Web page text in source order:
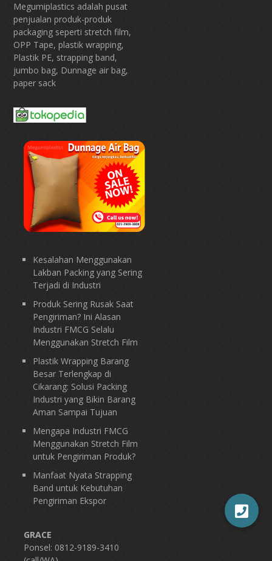
Megumiplastics adalah pusat
penjualan produk-produk
packaging seperti stretch film,
OPP Tape, plastik wrapping,
Plastik PE, strapping band,
jumbo bag, Dunnage air bag,
paper sack
Kesalahan Menggunakan
Lakban Packing yang Sering
Terjadi di Industri
Produk Sering Rusak Saat
Pengiriman? Ini Alasan
Industri FMCG Selalu
Menggunakan Stretch Film
Plastik Wrapping Barang
Besar Terlengkap di
Cikarang: Solusi Packing
Industri yang Bikin Barang
Aman Sampai Tujuan
Mengapa Industri FMCG
Menggunakan Stretch Film
untuk Pengiriman Produk?
Manfaat Nyata Strapping
Band untuk Kebutuhan
Pengiriman Ekspor
GRACE
Ponsel: 0812-9189-3410